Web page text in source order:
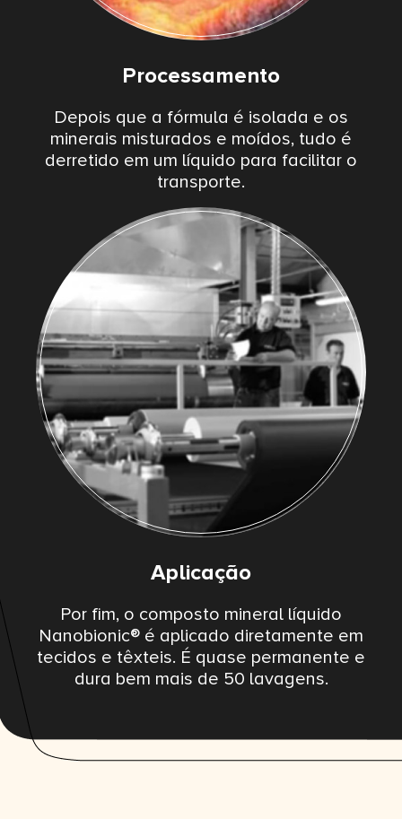
Processamento
Depois que a fórmula é isolada e os
minerais misturados e moídos, tudo é
derretido em um líquido para facilitar o
transporte.
Aplicação
Por fim, o composto mineral líquido
Nanobionic® é aplicado diretamente em
tecidos e têxteis. É quase permanente e
dura bem mais de 50 lavagens.